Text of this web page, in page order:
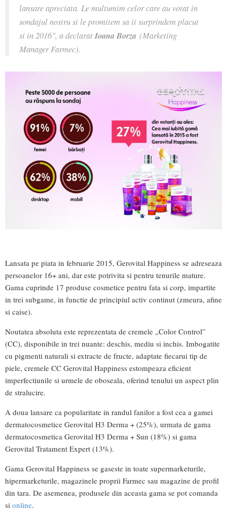
lansare apreciata. Le multumim celor care au votat in
sondajul nostru si le promitem sa ii surprindem placut
si in 2016", a declaratIoana Borza (Marketing
Manager Farmec).
Lansata pe piata in februarie 2015, Gerovital Happiness se adreseaza
persoanelor 16+ ani, dar este potrivita si pentru tenurile mature.
Gama cuprinde 17 produse cosmetice pentru fata si corp, impartite
in trei subgame, in functie de principiul activ continut (zmeura, afine
si caise).
Noutatea absoluta este reprezentata de cremele „Color Control”
(CC), disponibile in trei nuante: deschis, mediu si inchis. Imbogatite
cu pigmenti naturali si extracte de fructe, adaptate fiecarui tip de
piele, cremele CC Gerovital Happiness estompeaza eficient
imperfectiunile si urmele de oboseala, oferind tenului un aspect plin
de stralucire.
A doua lansare ca popularitate in randul fanilor a fost cea a gamei
dermatocosmetice Gerovital H3 Derma + (25%), urmata de gama
dermatocosmetica Gerovital H3 Derma + Sun (18%) si gama
Gerovital Tratament Expert (13%).
Gama Gerovital Happiness se gaseste in toate supermarketurile,
hipermarketurile, magazinele proprii Farmec sau magazine de profil
din tara. De asemenea, produsele din aceasta gama se pot comanda
si online.